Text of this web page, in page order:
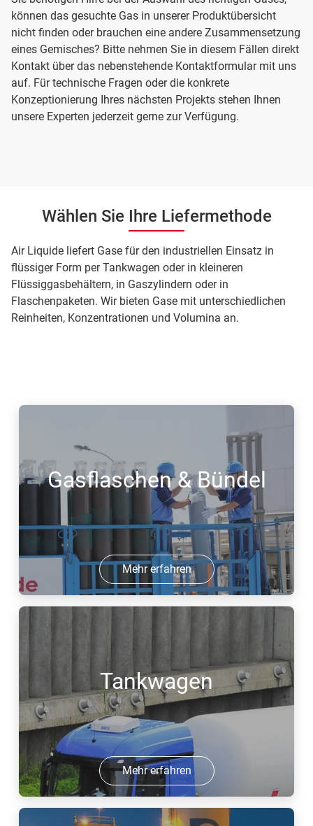
können das gesuchte Gas in unserer Produktübersicht
nicht finden oder brauchen eine andere Zusammensetzung
eines Gemisches? Bitte nehmen Sie in diesem Fällen direkt
Kontakt über das nebenstehende Kontaktformular mit uns
auf. Für technische Fragen oder die konkrete
Konzeptionierung Ihres nächsten Projekts stehen Ihnen
unsere Experten jederzeit gerne zur Verfügung.
Wählen Sie Ihre Liefermethode
Air Liquide liefert Gase für den industriellen Einsatz in
flüssiger Form per Tankwagen oder in kleineren
Flüssiggasbehältern, in Gaszylindern oder in
Flaschenpaketen. Wir bieten Gase mit unterschiedlichen
Reinheiten, Konzentrationen und Volumina an.
Gasflaschen & Bündel
Mehr erfahren
Tankwagen
Mehr erfahren